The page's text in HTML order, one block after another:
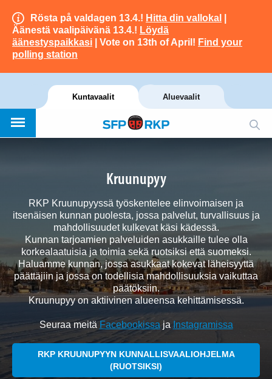
Rösta på valdagen 13.4.! Hitta din vallokal
Äänestä vaalipäivänä 13.4.! Löydä
äänestyspaikkasi | Vote on 13th of April! Find your
polling station
Kuntavaalit Aluevaalit
Kruunupyy
RKP Kruunupyyssä työskentelee elinvoimaisen ja
itsenäisen kunnan puolesta, jossa palvelut, turvallisuus ja
mahdollisuudet kulkevat käsi kädessä.
Kunnan tarjoamien palveluiden asukkaille tulee olla
korkealaatuisia ja toimia sekä ruotsiksi että suomeksi.
Haluamme kunnan, jossa asukkaat kokevat läheisyyttä
päättäjiin ja jossa on todellisia mahdollisuuksia vaikuttaa
päätöksiin.
Kruunupyy on aktiivinen alueensa kehittämisessä.
Seuraa meitä Facebookissa ja Instagramissa
RKP KRUUNUPYYN KUNNALLISVAALIOHJELMA
(RUOTSIKSI)